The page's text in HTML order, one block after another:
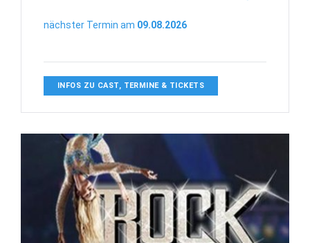
nächster Termin am 09.08.2026
INFOS ZU CAST, TERMINE & TICKETS